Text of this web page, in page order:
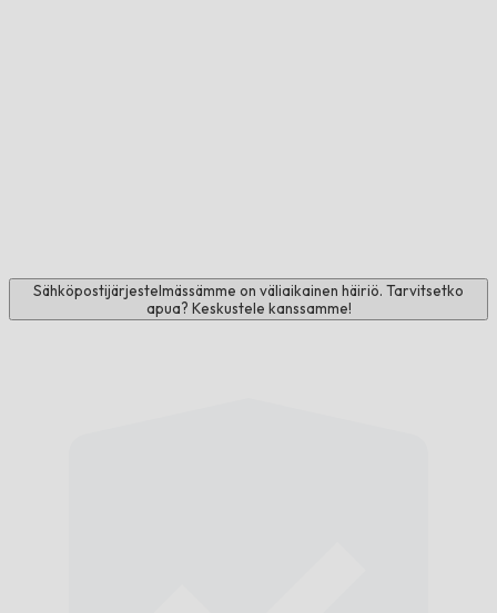
Sähköpostijärjestelmässämme on väliaikainen häiriö. Tarvitsetko
apua? Keskustele kanssamme!